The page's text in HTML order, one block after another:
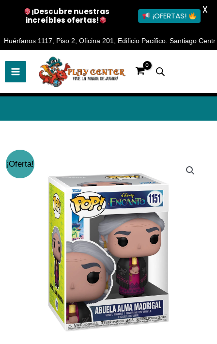
1117, Piso 2, Oficina 201, Edificio Pacífico. Santiago Centro
Ir
al
contenido
¡Oferta!
precio
original
era:
$17.990.
precio
actual
es:
$14.990.
Funko
Pop
¡Descubre nuestras
increíbles ofertas!
¡OFERTAS!
X